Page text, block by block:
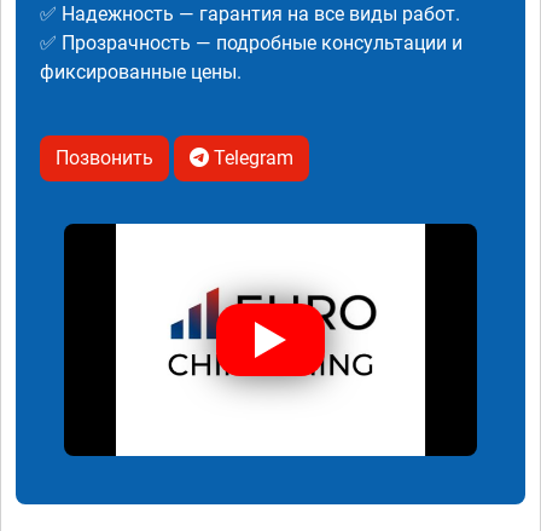
✅ Надежность — гарантия на все виды работ.
✅ Прозрачность — подробные консультации и
фиксированные цены.
Позвонить Telegram